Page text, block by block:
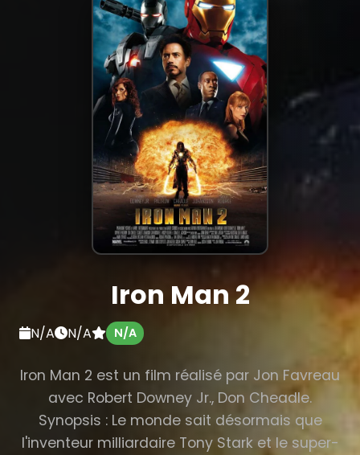
Iron Man 2
N/A N/A N/A
Iron Man 2 est un film réalisé par Jon Favreau
avec Robert Downey Jr., Don Cheadle.
Synopsis : Le monde sait désormais que
l'inventeur milliardaire Tony Stark et le super-